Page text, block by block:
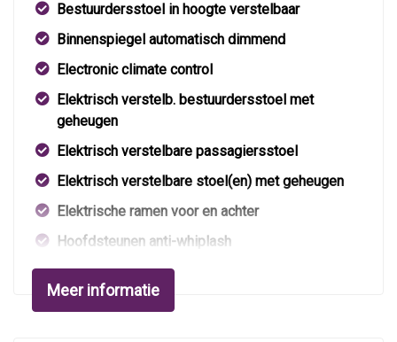
Bestuurdersstoel in hoogte verstelbaar
Binnenspiegel automatisch dimmend
Electronic climate control
Elektrisch verstelb. bestuurdersstoel met
geheugen
Elektrisch verstelbare passagiersstoel
Elektrisch verstelbare stoel(en) met geheugen
Elektrische ramen voor en achter
Hoofdsteunen anti-whiplash
Hoofdsteunen voor en achter
Houtafwerking interieur
Meer informatie